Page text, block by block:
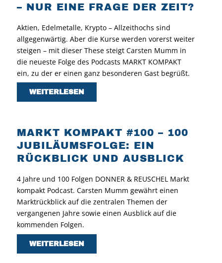
– NUR EINE FRAGE DER ZEIT?
Aktien, Edelmetalle, Krypto – Allzeithochs sind
allgegenwärtig. Aber die Kurse werden vorerst weiter
steigen – mit dieser These steigt Carsten Mumm in
die neueste Folge des Podcasts MARKT KOMPAKT
ein, zu der er einen ganz besonderen Gast begrüßt.
WEITERLESEN
MARKT KOMPAKT #100 – 100
JUBILÄUMSFOLGE: EIN
RÜCKBLICK UND AUSBLICK
4 Jahre und 100 Folgen DONNER & REUSCHEL Markt
kompakt Podcast. Carsten Mumm gewährt einen
Marktrückblick auf die zentralen Themen der
vergangenen Jahre sowie einen Ausblick auf die
kommenden Folgen.
WEITERLESEN